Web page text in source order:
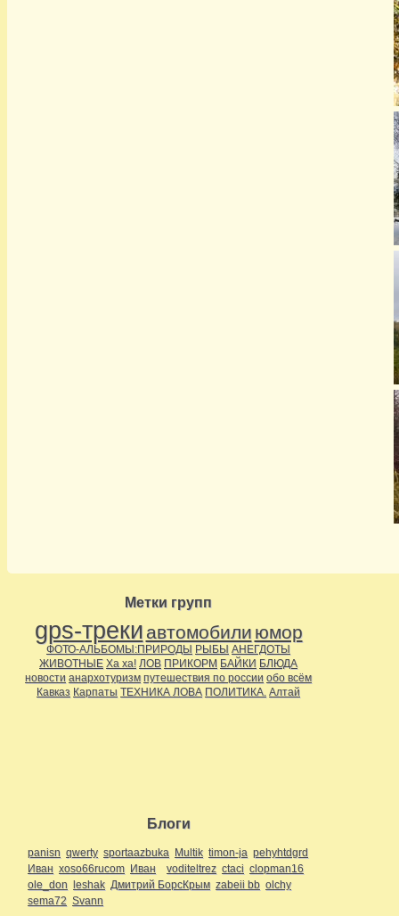
Метки групп
gps-треки автомобили юмор
ФОТО-АЛЬБОМЫ:ПРИРОДЫ РЫБЫ АНЕГДОТЫ
ЖИВОТНЫЕ Ха ха! ЛОВ ПРИКОРМ БАЙКИ БЛЮДА
новости анархотуризм путешествия по россии обо всём
Кавказ Карпаты ТЕХНИКА ЛОВА ПОЛИТИКА. Алтай
Блоги
panisn qwerty sportaazbuka Multik timon-ja pehyhtdgrd
Иван xoso66rucom Иван voditeltrez ctaci clopman16
ole_don leshak Дмитрий БорсКрым zabeii bb olchy
sema72 Svann